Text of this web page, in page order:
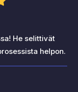
He selittivät
helpon.